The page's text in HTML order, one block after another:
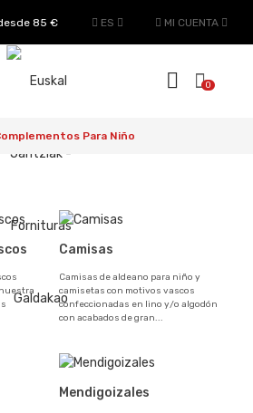
85 € ES MI CUENTA
0
Para Niño
Camisas
Camisas de aldeano para niño y
camisetas con motivos vascos
confeccionadas en lino y/o algodón
con acabados de gran...
Mendigoizales